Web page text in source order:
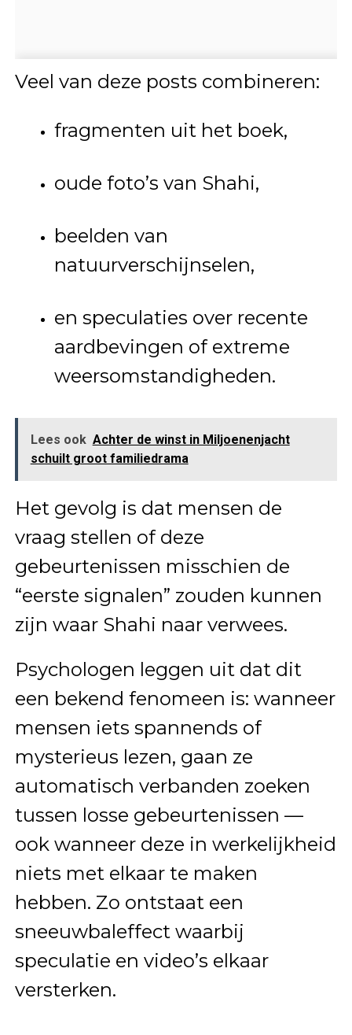
Veel van deze posts combineren:
fragmenten uit het boek,
oude foto’s van Shahi,
beelden van
natuurverschijnselen,
en speculaties over recente
aardbevingen of extreme
weersomstandigheden.
Lees ook Achter de winst in Miljoenenjacht
schuilt groot familiedrama
Het gevolg is dat mensen de
vraag stellen of deze
gebeurtenissen misschien de
“eerste signalen” zouden kunnen
zijn waar Shahi naar verwees.
Psychologen leggen uit dat dit
een bekend fenomeen is: wanneer
mensen iets spannends of
mysterieus lezen, gaan ze
automatisch verbanden zoeken
tussen losse gebeurtenissen —
ook wanneer deze in werkelijkheid
niets met elkaar te maken
hebben. Zo ontstaat een
sneeuwbaleffect waarbij
speculatie en video’s elkaar
versterken.